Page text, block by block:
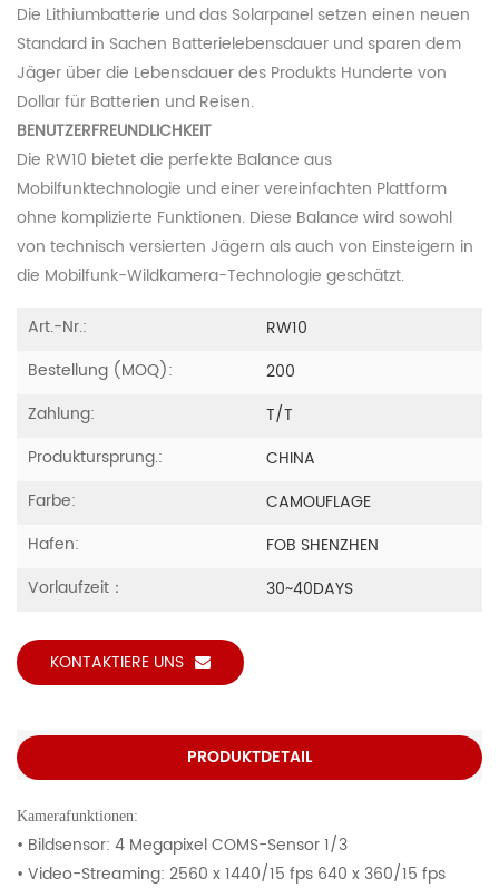
Die Lithiumbatterie und das Solarpanel setzen einen neuen
Standard in Sachen Batterielebensdauer und sparen dem
Jäger über die Lebensdauer des Produkts Hunderte von
Dollar für Batterien und Reisen.
BENUTZERFREUNDLICHKEIT
Die RW10 bietet die perfekte Balance aus
Mobilfunktechnologie und einer vereinfachten Plattform
ohne komplizierte Funktionen. Diese Balance wird sowohl
von technisch versierten Jägern als auch von Einsteigern in
die Mobilfunk-Wildkamera-Technologie geschätzt.
Art.-Nr.:
RW10
Bestellung (MOQ):
200
Zahlung:
T/T
Produktursprung.:
CHINA
Farbe:
CAMOUFLAGE
Hafen:
FOB SHENZHEN
Vorlaufzeit：
30~40DAYS
KONTAKTIERE UNS
PRODUKTDETAIL
Kamerafunktionen:
• Bildsensor: 4 Megapixel COMS-Sensor 1/3
• Video-Streaming: 2560 x 1440/15 fps 640 x 360/15 fps